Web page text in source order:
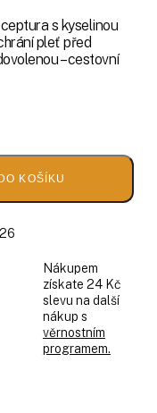
s kyselinou
pleť před
– cestovní
KOŠÍKU
Nákupem
získate 24 Kč
slevu na další
nákup s
věrnostním
programem.